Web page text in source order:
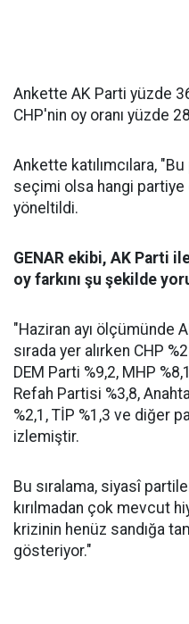
Ankette AK Parti yüzde
CHP'nin oy oranı yüzde
Ankette katılımcılara,
seçimi olsa hangi
yöneltildi.
GENAR ekibi, AK Parti
oy farkını şu şekilde
"Haziran ayı ölçümünde
sırada yer alırken CHP
DEM Parti %9,2, MHP
Refah Partisi %3,8,
%2,1, TİP %1,3 ve diğer
izlemiştir.
Bu sıralama, siyasî
kırılmadan çok mevcut
krizinin henüz sandığa
gösteriyor."